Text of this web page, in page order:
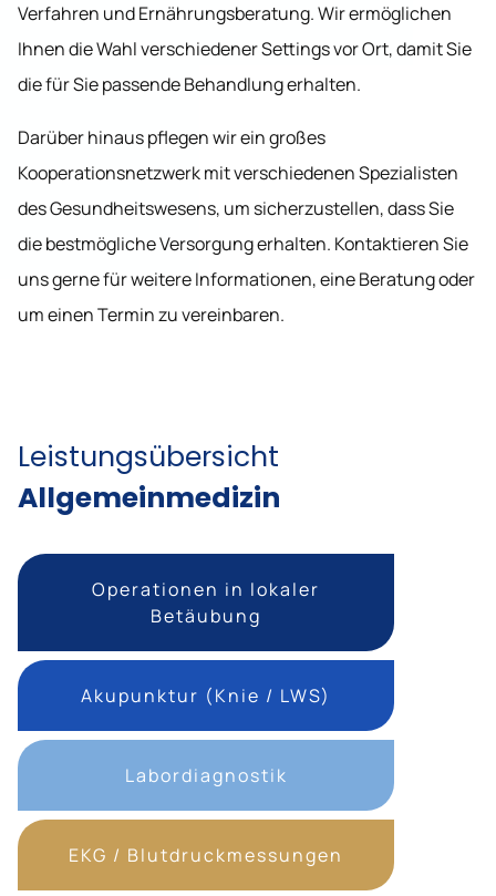
Verfahren und Ernährungsberatung. Wir ermöglichen
Ihnen die Wahl verschiedener Settings vor Ort, damit Sie
die für Sie passende Behandlung erhalten.
Darüber hinaus pflegen wir ein großes
Kooperationsnetzwerk mit verschiedenen Spezialisten
des Gesundheitswesens, um sicherzustellen, dass Sie
die bestmögliche Versorgung erhalten. Kontaktieren Sie
uns gerne für weitere Informationen, eine Beratung oder
um einen Termin zu vereinbaren.
Leistungsübersicht
Allgemeinmedizin
Operationen in lokaler
Betäubung
Akupunktur (Knie / LWS)
Labordiagnostik
EKG / Blutdruckmessungen